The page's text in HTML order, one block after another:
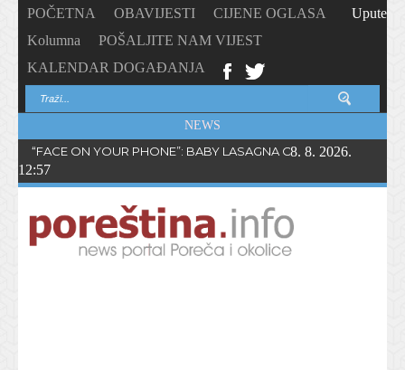
POČETNA OBAVIJESTI
CIJENE OGLASA
Kolumna
POŠALJITE NAM VIJEST
KALENDAR DOGAĐANJA
Upute
NEWS
“FACE ON YOUR PHONE”: BABY LASAGNA OBJAVIO NOVI
8. 8. 2026.
12:57